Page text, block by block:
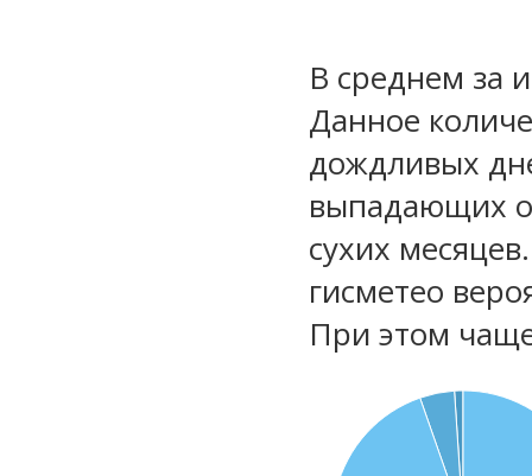
В среднем за
Данное
дождливых
выпадающих
сухих
гисметео
При этом